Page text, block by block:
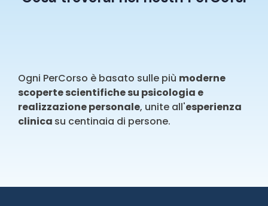
Ogni PerCorso è basato sulle più moderne
scoperte scientifiche su psicologia e
realizzazione personale, unite all'esperienza
clinica su centinaia di persone.